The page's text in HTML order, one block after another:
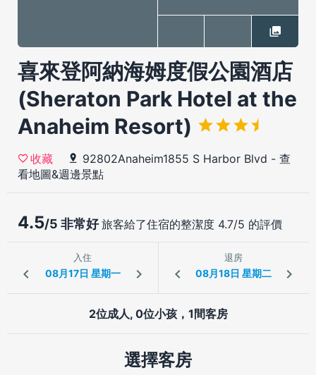
喜來登阿納海姆度假公園酒店
(Sheraton Park Hotel at the
Anaheim Resort)
收藏 92802Anaheim1855 S Harbor Blvd - 查
看地圖&週邊景點
4.5/5 非常好旅客給了住宿的整潔度 4.7/5 的評價
入住 退房
2位成人, 0位小孩，1間客房
選擇客房